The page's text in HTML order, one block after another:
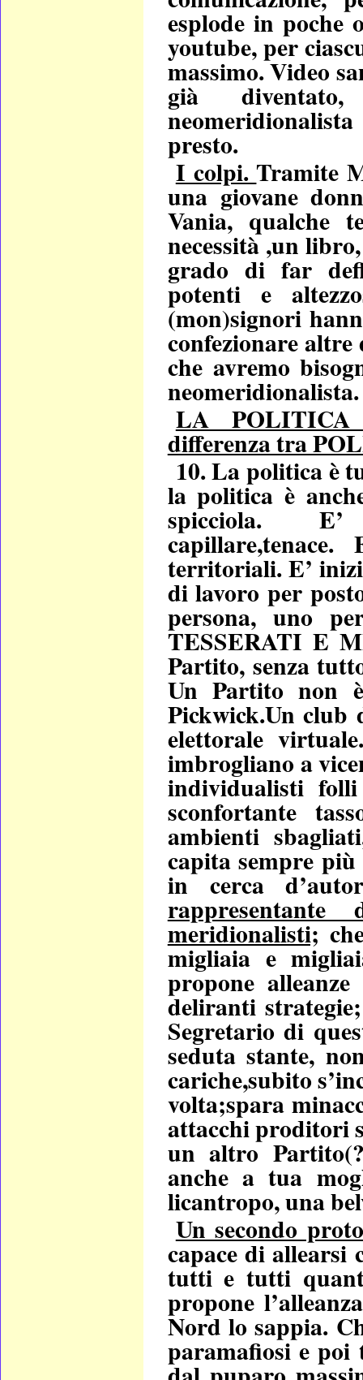
esplode in poche
youtube, per
massimo. Video
già
presto.
I colpi. Tramite
una giovane
Vania, qualche
necessità ,un
grado di far
potenti e
(mon)signori
confezionare altre
che avremo
neomeridionalista.
LA POLITICA
differenza tra
10. La politica è
la politica è
spicciola. E’
capillare,tenace.
territoriali. E’
di lavoro per
persona, uno
TESSERATI E
Partito, senza
Un Partito non
Pickwick.Un club
elettorale
imbrogliano a
individualisti
sconfortante
ambienti
capita sempre
in cerca
meridionalisti;
migliaia e
propone alleanze
deliranti
Segretario di
seduta stante,
cariche,subito
volta;spara
attacchi proditori
un altro
anche a tua
licantropo, una
Un secondo
capace di allearsi
tutti e tutti
propone
Nord lo sappia.
paramafiosi e poi